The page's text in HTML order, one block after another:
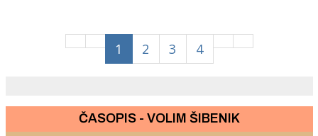
1 2 3 4
ČASOPIS - VOLIM ŠIBENIK